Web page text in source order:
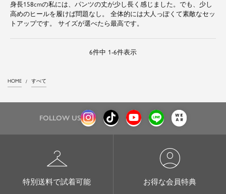
身長158cmの私には、パンツの丈が少し長く感じました。でも、少し
高めのヒールを履けば問題なし。 全体的には大人っぽくて素敵なセッ
トアップです。 サイズが選べたら最高です。
6件中 1-6件表示
HOME すべて
FOLLOW US
checkroom
特別送料で試着可能
account_circle
お得な会員特典